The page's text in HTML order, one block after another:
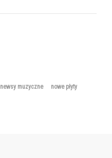
newsy muzyczne
nowe płyty